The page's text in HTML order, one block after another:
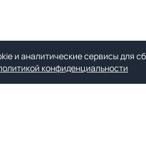
и аналитические сервисы для
конфиденциальности